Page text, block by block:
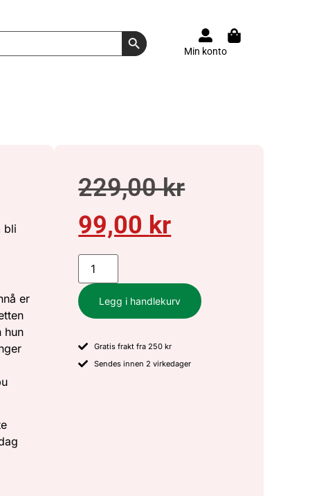
Search Button
Min konto
bli
er
hun
229,00kr
99,00 kr
Legg i handlekurv
Gratis frakt fra 250 kr
Sendes innen 2 virkedager